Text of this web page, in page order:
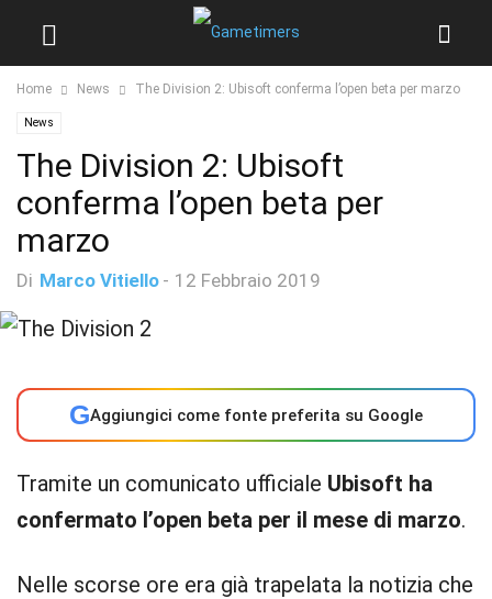
Home News The Division 2: Ubisoft conferma l’open beta per marzo
News
The Division 2: Ubisoft
conferma l’open beta per
marzo
Di Marco Vitiello - 12 Febbraio 2019
GAggiungici come fonte preferita su Google
Tramite un comunicato ufficiale Ubisoft ha
confermato l’open beta per il mese di marzo.
Nelle scorse ore era già trapelata la notizia che